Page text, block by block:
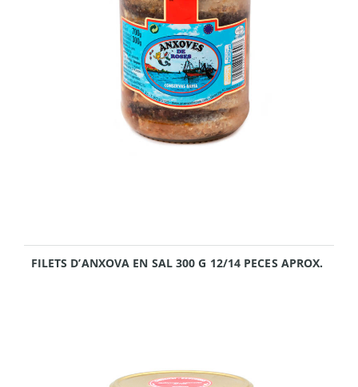
FILETS D’ANXOVA EN SAL 300 G 12/14 PECES APROX.